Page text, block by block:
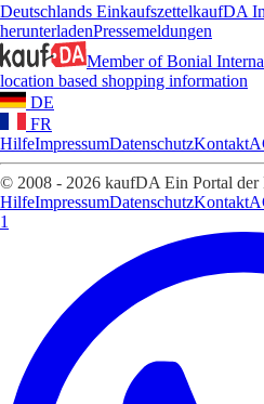
Deutschlands EinkaufszettelkaufDA
herunterladenPressemeldungen
Member of Bonial
location based shopping information
DE
FR
HilfeImpressumDatenschutzKontakt
© 2008 - 2026 kaufDA Ein Portal
HilfeImpressumDatenschutzKontakt
1